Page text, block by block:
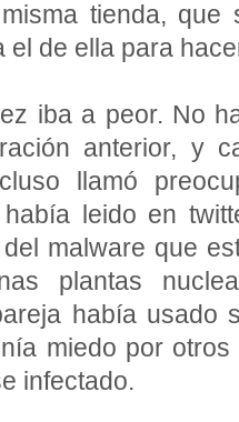
tienda, que
el de ella para
iba a peor. No
anterior, y
llamó
leido en
malware que
plantas
había usado
miedo por
infectado.